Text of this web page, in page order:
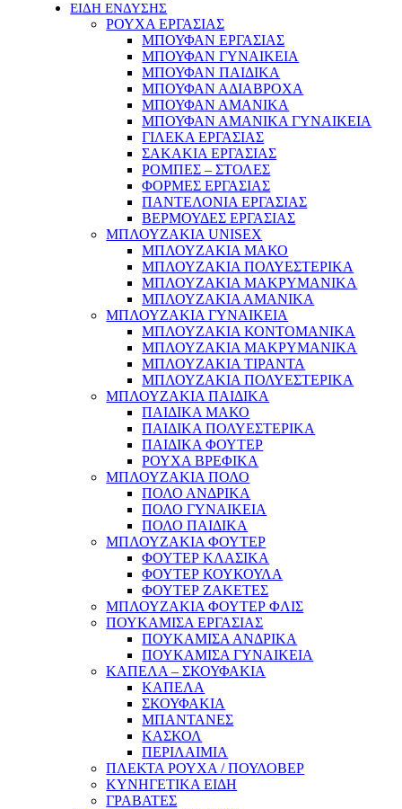
ΕΙΔΗ ΕΝΔΥΣΗΣ
ΡΟΥΧΑ ΕΡΓΑΣΙΑΣ
ΜΠΟΥΦΑΝ ΕΡΓΑΣΙΑΣ
ΜΠΟΥΦΑΝ ΓΥΝΑΙΚΕΙΑ
ΜΠΟΥΦΑΝ ΠΑΙΔΙΚΑ
ΜΠΟΥΦΑΝ ΑΔΙΑΒΡΟΧΑ
ΜΠΟΥΦΑΝ ΑΜΑΝΙΚΑ
ΜΠΟΥΦΑΝ ΑΜΑΝΙΚΑ ΓΥΝΑΙΚΕΙΑ
ΓΙΛΕΚΑ ΕΡΓΑΣΙΑΣ
ΣΑΚΑΚΙΑ ΕΡΓΑΣΙΑΣ
ΡΟΜΠΕΣ – ΣΤΟΛΕΣ
ΦΟΡΜΕΣ ΕΡΓΑΣΙΑΣ
ΠΑΝΤΕΛΟΝΙΑ ΕΡΓΑΣΙΑΣ
ΒΕΡΜΟΥΔΕΣ ΕΡΓΑΣΙΑΣ
ΜΠΛΟΥΖΑΚΙΑ UNISEX
ΜΠΛΟΥΖΑΚΙΑ ΜΑΚΟ
ΜΠΛΟΥΖΑΚΙΑ ΠΟΛΥΕΣΤΕΡΙΚΑ
ΜΠΛΟΥΖΑΚΙΑ ΜΑΚΡΥΜΑΝΙΚΑ
ΜΠΛΟΥΖΑΚΙΑ ΑΜΑΝΙΚΑ
ΜΠΛΟΥΖΑΚΙΑ ΓΥΝΑΙΚΕΙΑ
ΜΠΛΟΥΖΑΚΙΑ ΚΟΝΤΟΜΑΝΙΚΑ
ΜΠΛΟΥΖΑΚΙΑ ΜΑΚΡΥΜΑΝΙΚΑ
ΜΠΛΟΥΖΑΚΙΑ ΤΙΡΑΝΤΑ
ΜΠΛΟΥΖΑΚΙΑ ΠΟΛΥΕΣΤΕΡΙΚΑ
ΜΠΛΟΥΖΑΚΙΑ ΠΑΙΔΙΚΑ
ΠΑΙΔΙΚΑ ΜΑΚΟ
ΠΑΙΔΙΚΑ ΠΟΛΥΕΣΤΕΡΙΚΑ
ΠΑΙΔΙΚΑ ΦΟΥΤΕΡ
ΡΟΥΧΑ ΒΡΕΦΙΚΑ
ΜΠΛΟΥΖΑΚΙΑ ΠΟΛΟ
ΠΟΛΟ ΑΝΔΡΙΚΑ
ΠΟΛΟ ΓΥΝΑΙΚΕΙΑ
ΠΟΛΟ ΠΑΙΔΙΚΑ
ΜΠΛΟΥΖΑΚΙΑ ΦΟΥΤΕΡ
ΦΟΥΤΕΡ ΚΛΑΣΙΚΑ
ΦΟΥΤΕΡ ΚΟΥΚΟΥΛΑ
ΦΟΥΤΕΡ ΖΑΚΕΤΕΣ
ΜΠΛΟΥΖΑΚΙΑ ΦΟΥΤΕΡ ΦΛΙΣ
ΠΟΥΚΑΜΙΣΑ ΕΡΓΑΣΙΑΣ
ΠΟΥΚΑΜΙΣΑ ΑΝΔΡΙΚΑ
ΠΟΥΚΑΜΙΣΑ ΓΥΝΑΙΚΕΙΑ
ΚΑΠΕΛΑ – ΣΚΟΥΦΑΚΙΑ
ΚΑΠΕΛΑ
ΣΚΟΥΦΑΚΙΑ
ΜΠΑΝΤΑΝΕΣ
ΚΑΣΚΟΛ
ΠΕΡΙΛΑΙΜΙΑ
ΠΛΕΚΤΑ ΡΟΥΧΑ / ΠΟΥΛΟΒΕΡ
ΚΥΝΗΓΕΤΙΚΑ ΕΙΔΗ
ΓΡΑΒΑΤΕΣ